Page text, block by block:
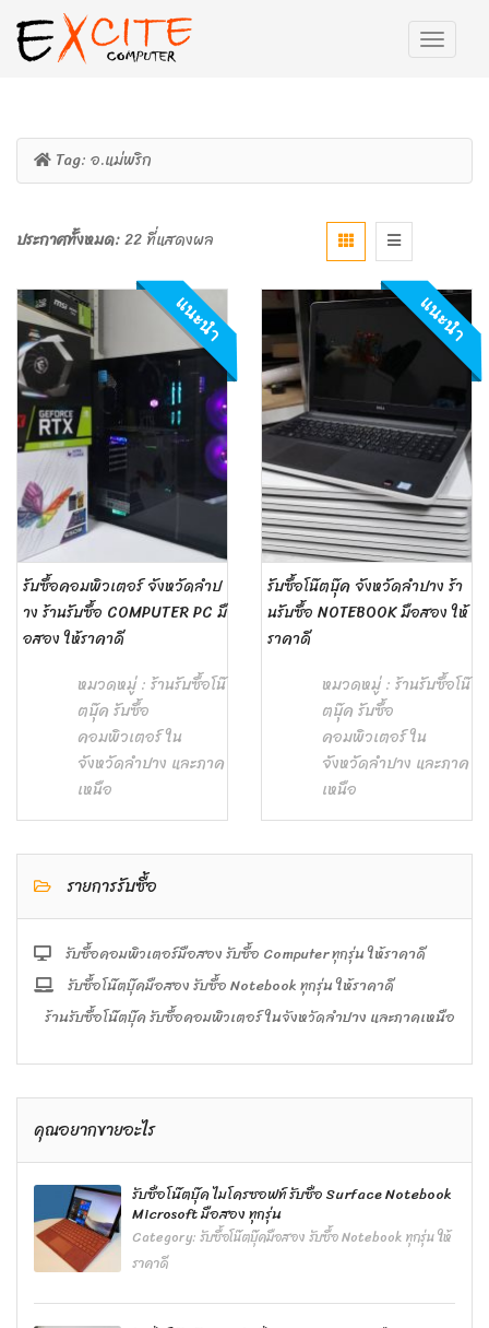
Tag: อ.แม่พริก
ประกาศทั้งหมด:22 ที่แสดงผล
แนะนำ
รับซื้อคอมพิวเตอร์ จังหวัดลำป
าง ร้านรับซื้อ COMPUTER PC มื
อสอง ให้ราคาดี
หมวดหมู่ : ร้านรับซื้อโน๊
ตบุ๊ค รับซื้อ
คอมพิวเตอร์ ใน
จังหวัดลำปาง และภาค
เหนือ
แนะนำ
รับซื้อโน๊ตบุ๊ค จังหวัดลำปาง ร้า
นรับซื้อ NOTEBOOK มือสอง ให้
ราคาดี
หมวดหมู่ : ร้านรับซื้อโน๊
ตบุ๊ค รับซื้อ
คอมพิวเตอร์ ใน
จังหวัดลำปาง และภาค
เหนือ
รายการรับซื้อ
รับซื้อคอมพิวเตอร์มือสอง รับซื้อ Computer ทุกรุ่น ให้ราคาดี
รับซื้อโน๊ตบุ๊คมือสอง รับซื้อ Notebook ทุกรุ่น ให้ราคาดี
ร้านรับซื้อโน๊ตบุ๊ค รับซื้อคอมพิวเตอร์ ในจังหวัดลำปาง และภาคเหนือ
คุณอยากขายอะไร
รับซื้อโน๊ตบุ๊ค ไมโครซอฟท์ รับซื้อ Surface Notebook
Microsoft มือสอง ทุกรุ่น
Category:รับซื้อโน๊ตบุ๊คมือสอง รับซื้อ Notebook ทุกรุ่น ให้
ราคาดี